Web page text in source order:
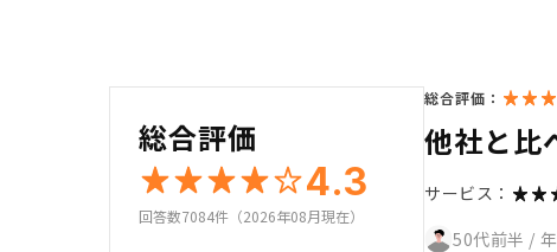
総合評価
4.3
回答数7084件（2026年08月現在）
総合評価：
他社と比
サービス：
50代前半 /